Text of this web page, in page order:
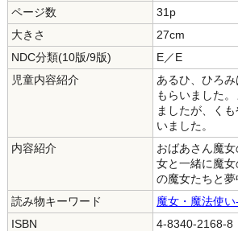
ページ数
31p
大きさ
27cm
NDC分類(10版/9版)
E／E
児童内容紹介
あるひ、ひろ
もらいました
ましたが、く
いました。
内容紹介
おばあさん魔
女と一緒に魔
の魔女たちと
読み物キーワード
魔女・魔法使
ISBN
4-8340-2168-8